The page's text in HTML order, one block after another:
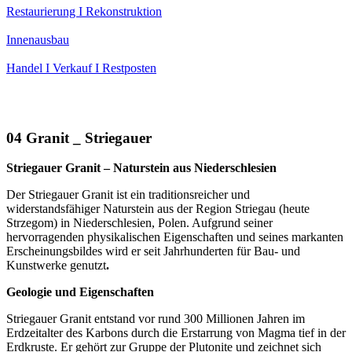
Restaurierung I Rekonstruktion
Innenausbau
Handel I Verkauf I Restposten
04 Granit _ Striegauer
Striegauer Granit – Naturstein aus Niederschlesien
Der Striegauer Granitist ein traditionsreicher und
widerstandsfähiger Naturstein aus der Region Striegau (heute
Strzegom) in Niederschlesien, Polen. Aufgrund seiner
hervorragenden physikalischen Eigenschaften und seines markanten
Erscheinungsbildes wird er seit Jahrhunderten für Bau- und
Kunstwerke genutzt.
Geologie und Eigenschaften
Striegauer Granit entstand vor rund 300 Millionen Jahren im
Erdzeitalter des Karbons durch die Erstarrung von Magma tief in der
Erdkruste. Er gehört zur Gruppe derPlutonite und zeichnet sich